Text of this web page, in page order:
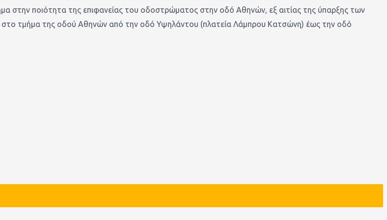
στην ποιότητα της επιφανείας του οδοστρώματος στην οδό Αθηνών, εξ αιτίας της ύπαρξης των
τμήμα της οδού Αθηνών από την οδό Υψηλάντου (πλατεία Λάμπρου Κατσώνη) έως την οδό